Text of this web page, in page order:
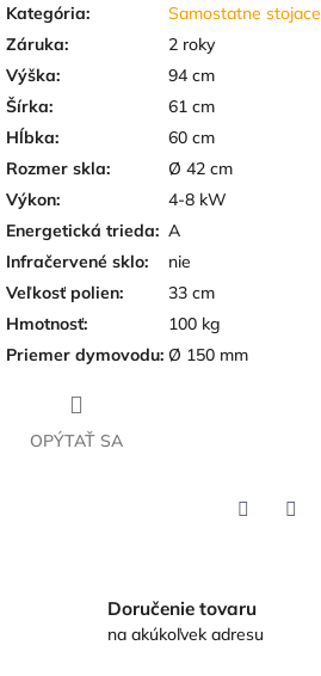
Kategória:
Samostatne stojace
Záruka:
2 roky
Výška:
94 cm
Šírka:
61 cm
Hĺbka:
60 cm
Rozmer skla:
Ø 42 cm
Výkon:
4-8 kW
Energetická trieda: A
Infračervené sklo:
nie
Veľkosť polien:
33 cm
Hmotnosť:
100 kg
Priemer dymovodu: Ø 150 mm
OPÝTAŤ SA
Doručenie tovaru
na akúkoľvek adresu